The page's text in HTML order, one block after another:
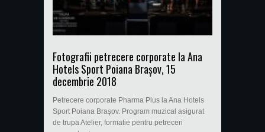
Fotografii petrecere corporate la Ana
Hotels Sport Poiana Braşov, 15
decembrie 2018
Petrecere corporate Pharma Plus la Ana Hotels
Sport Poiana Braşov. Program muzical asigurat
de trupa Atelier, formatie pentru petreceri